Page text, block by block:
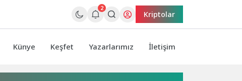
2
Kriptolar
Künye Keşfet Yazarlarımız İletişim